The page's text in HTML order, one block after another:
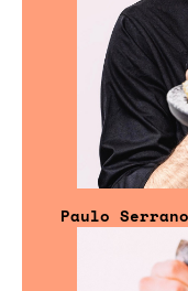
Paulo Serrano